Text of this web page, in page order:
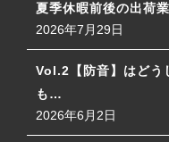
夏季休暇前後の出荷
2026年7月29日
Vol.2【防音】はどう
も…
2026年6月2日